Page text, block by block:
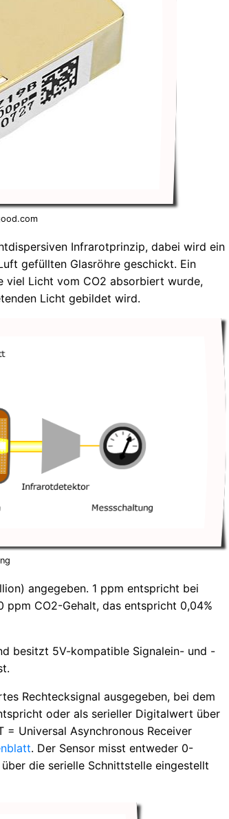
Infrarotprinzip, dabei wird ein
gefüllten Glasröhre geschickt. Ein
viel Licht vom CO2 absorbiert wurde,
Licht gebildet wird.
angegeben. 1 ppm entspricht bei
ppm CO2-Gehalt, das entspricht 0,04%
besitzt 5V-kompatible Signalein- und -
Rechtecksignal ausgegeben, bei dem
oder als serieller Digitalwert über
= Universal Asynchronous Receiver
. Der Sensor misst entweder 0-
die serielle Schnittstelle eingestellt